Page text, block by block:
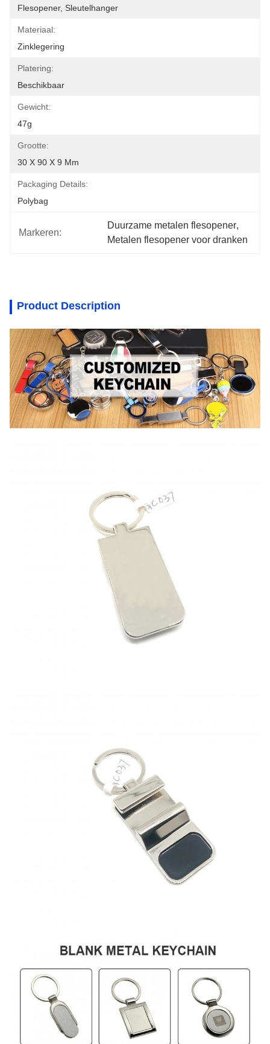
Flesopener, Sleutelhanger
Materiaal:
Zinklegering
Platering:
Beschikbaar
Gewicht:
47g
Grootte:
30 X 90 X 9 Mm
Packaging Details:
Polybag
Markeren:
Duurzame metalen flesopener,
Metalen flesopener voor dranken
Product Description